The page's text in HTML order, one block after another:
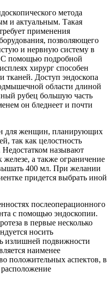
метода
и актуальным. Такая
применения
позволяющего
и нервную систему в
С помощью подробной
хирург способен
тканей. Доступ эндоскопа
области длиной
рубец большую часть
он бледнеет и почти
для женщин, планирующих
так как целостность
Недостатком называют
железе, а также ограничение
400 мл. При желании
придется выбрать иной
послеоперационного
с помощью эндоскопии.
в первые несколько
носить
излишней подвижности
наименее
положительных аспектов, в